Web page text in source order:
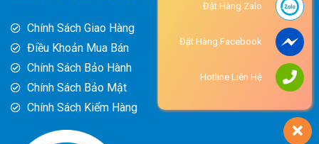
Chính Sách Giao Hàng
Điều Khoản Mua Bán
Chính Sách Bảo Hành
Chính Sách Bảo Mật
Chính Sách Kiểm Hàng
Đặt Hàng Zalo
Đặt Hàng Facebook
Hotline Liên Hệ